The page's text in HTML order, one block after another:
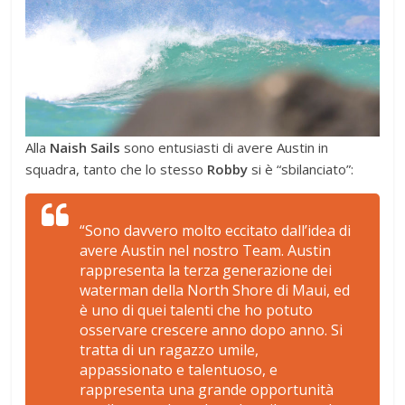
Alla Naish Sails sono entusiasti di avere Austin in
squadra, tanto che lo stesso Robby si è “sbilanciato”:
“Sono davvero molto eccitato dall’idea di
avere Austin nel nostro Team. Austin
rappresenta la terza generazione dei
waterman della North Shore di Maui, ed
è uno di quei talenti che ho potuto
osservare crescere anno dopo anno. Si
tratta di un ragazzo umile,
appassionato e talentuoso, e
rappresenta una grande opportunità